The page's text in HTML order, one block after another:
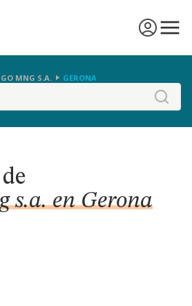
MNG S.A. GERONA
s.a. en Gerona